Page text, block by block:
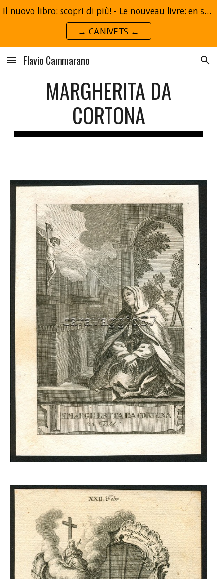
Skip to main content
Il nuovo libro: scopri di più! - Le nouveau livre: en savoir plus!
→ CANIVETS ←
Flavio Cammarano
MARGHERITA DA
CORTONA